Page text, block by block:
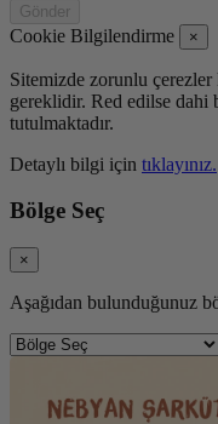
Gönder
Cookie Bilgilendirme ×
Sitemizde zorunlu
gereklidir. Red edilse dahi
tutulmaktadır.
Detaylı bilgi için tıklayınız.
Bölge Seç
×
Aşağıdan bulunduğunuz